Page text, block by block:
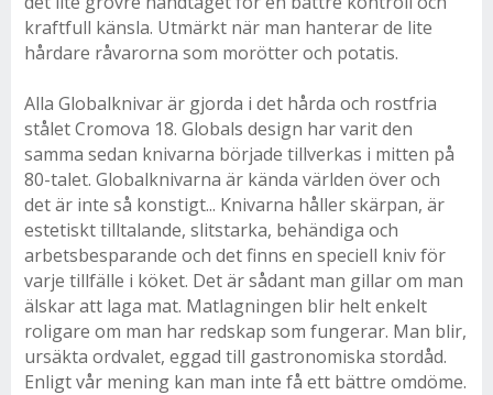
kraftfull känsla. Utmärkt när man hanterar de lite
hårdare råvarorna som morötter och potatis.
Alla Globalknivar är gjorda i det hårda och rostfria
stålet Cromova 18. Globals design har varit den
samma sedan knivarna började tillverkas i mitten på
80-talet. Globalknivarna är kända världen över och
det är inte så konstigt... Knivarna håller skärpan, är
estetiskt tilltalande, slitstarka, behändiga och
arbetsbesparande och det finns en speciell kniv för
varje tillfälle i köket. Det är sådant man gillar om man
älskar att laga mat. Matlagningen blir helt enkelt
roligare om man har redskap som fungerar. Man blir,
ursäkta ordvalet, eggad till gastronomiska stordåd.
Enligt vår mening kan man inte få ett bättre omdöme.